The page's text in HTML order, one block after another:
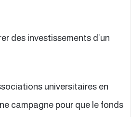
des investissements d’un
universitaires en
campagne pour que le fonds